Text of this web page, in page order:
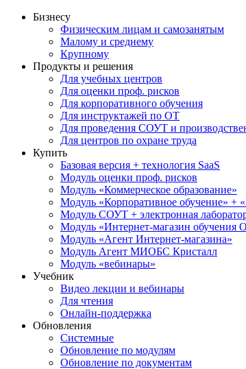
Бизнесу
Физическим лицам и самозанятым
Малому и среднему
Крупному
Продукты и решения
Для учебных центров
Для оценки проф. рисков
Для корпоративного обучения
Для инструктажей по ОТ
Для проведения СОУТ и
Для центров по охране труда
Купить
Базовая версия + технология SaaS
Модуль оценки проф. рисков
Модуль «Коммерческое образование»
Модуль «Корпоративное обучение» +
Модуль СОУТ + электронная
Модуль «Интернет-магазин обучения
Модуль «Агент Интернет-магазина»
Модуль Агент МИОБС Кристалл
Модуль «вебинары»
Учебник
Видео лекции и вебинары
Для чтения
Онлайн-поддержка
Обновления
Системные
Обновление по модулям
Обновление по документам